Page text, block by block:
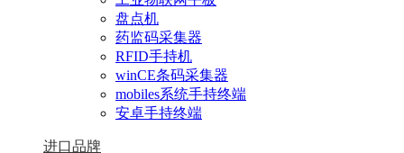
盘点机
药监码采集器
RFID手持机
winCE条码采集器
mobiles系统手持终端
安卓手持终端
进口品牌